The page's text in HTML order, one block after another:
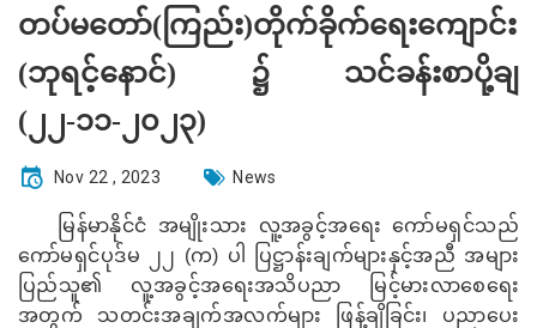
တပ်မတော်(ကြည်း)တိုက်ခိုက်ရေးကျောင်း
(ဘုရင့်နောင်) ၌ သင်ခန်းစာပို့ချ
(၂၂-၁၁-၂၀၂၃)
Nov 22 , 2023 News
မြန်မာနိုင်ငံ အမျိုးသား လူ့အခွင့်အရေး ကော်မရှင်သည်
ကော်မရှင်ပုဒ်မ ၂၂ (က) ပါ ပြဋ္ဌာန်းချက်များနှင့်အညီ အများ
ပြည်သူ၏ လူ့အခွင့်အရေးအသိပညာ မြင့်မားလာစေရေး
အတွက် သတင်းအချက်အလက်များ ဖြန့်ချိခြင်း၊ ပညာပေး